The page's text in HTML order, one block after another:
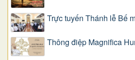
Trực tuyến Thánh lễ Bế
Thông điệp Magnifica